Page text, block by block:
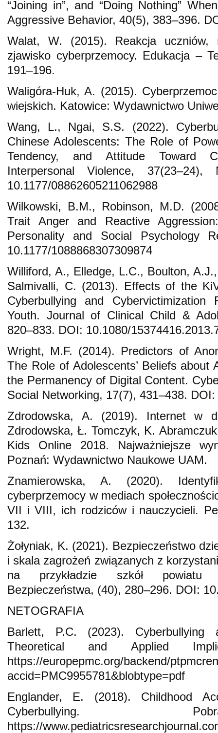
“Joining in”, and “Doing Nothing”
Aggressive Behavior, 40(5), 383–396.
Walat, W. (2015). Reakcja uczniów,
zjawisko cyberprzemocy. Edukacja –
191–196.
Waligóra-Huk, A. (2015).
wiejskich. Katowice: Wydawnictwo
Wang, L., Ngai, S.S. (2022).
Chinese Adolescents: The Role of
Tendency, and Attitude Toward
Interpersonal Violence, 37(23–24),
10.1177/08862605211062988
Wilkowski, B.M., Robinson, M.D.
Trait Anger and Reactive
Personality and Social Psychology
10.1177/1088868307309874
Williford, A., Elledge, L.C., Boulton,
Salmivalli, C. (2013). Effects of the
Cyberbullying and Cybervictimization
Youth. Journal of Clinical Child &
820–833. DOI: 10.1080/
Wright, M.F. (2014). Predictors of
The Role of Adolescents’ Beliefs about
the Permanency of Digital Content.
Social Networking, 17(7), 431–438.
Zdrodowska, A. (2019). Internet w
Zdrodowska, Ł. Tomczyk, K.
Kids Online 2018. Najważniejsze
Poznań: Wydawnictwo Naukowe UAM.
Znamierowska, A. (2020).
cyberprzemocy w mediach
VII i VIII, ich rodziców i nauczycieli.
132.
Żołyniak, K. (2021). Bezpieczeństwo
i skala zagrożeń związanych z
na przykładzie szkół powiatu
Bezpieczeństwa, (40), 280–296. DOI:
NETOGRAFIA
Barlett, P.C. (2023).
Theoretical and Applied
https://europepmc.org/backend/
accid=PMC9955781&blobtype=pdf
Englander, E. (2018). Childhood
Cyberbullying.
https://